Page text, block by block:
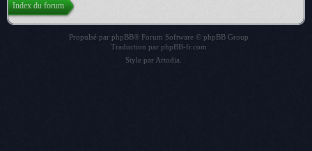
Index du forum
Propulsé par phpBB® Forum Software © phpBB Group
Traduction par phpBB-fr.com
Style par Artodia